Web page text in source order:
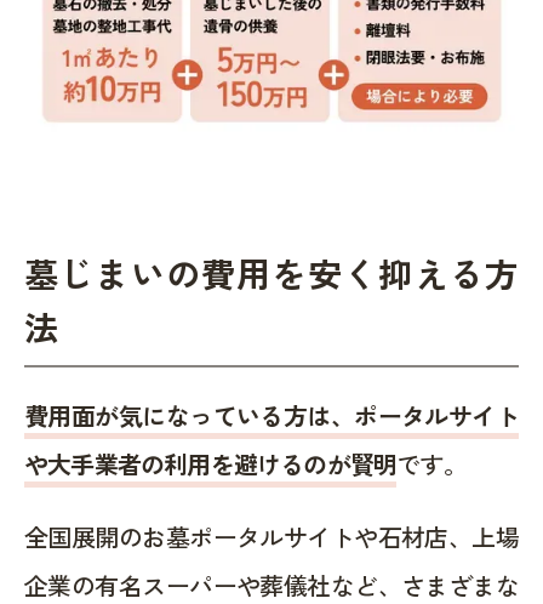
墓じまいの費用を安く抑える方
法
費用面が気になっている方は、ポータルサイト
や大手業者の利用を避けるのが賢明です。
全国展開のお墓ポータルサイトや石材店、上場
企業の有名スーパーや葬儀社など、さまざまな